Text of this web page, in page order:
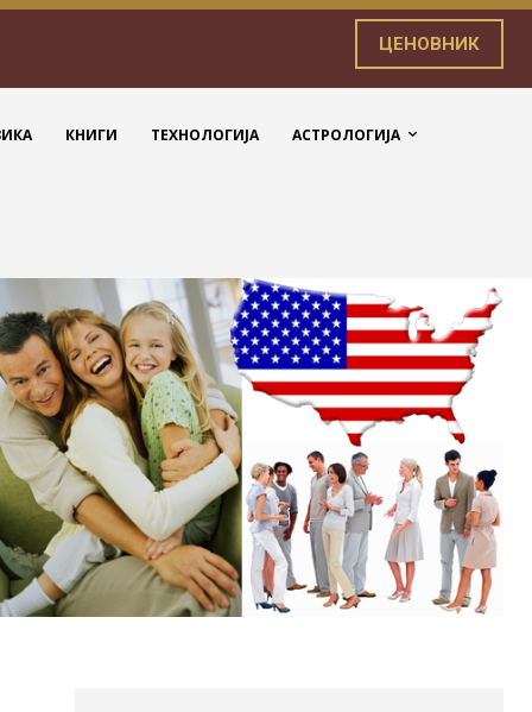
ЦЕНОВНИК
КНИГИ ТЕХНОЛОГИЈА АСТРОЛОГИЈА